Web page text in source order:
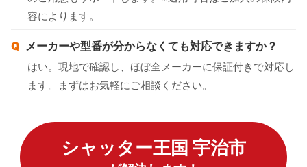
容によります。
メーカーや型番が分からなくても対応できますか？
はい。現地で確認し、ほぼ全メーカーに保証付きで対応し
ます。まずはお気軽にご相談ください。
シャッター王国 宇治市